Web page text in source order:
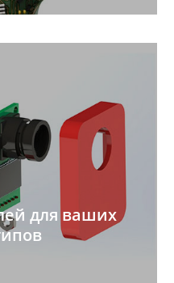
для ваших